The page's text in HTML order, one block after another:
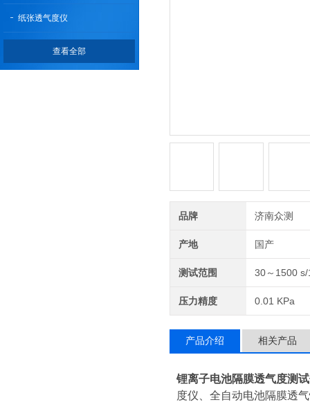
纸张透气度仪
查看全部
品牌 济南众测
产地 国产
测试范围 30～1500
压力精度 0.01 KPa
产品介绍 相关产品
锂离子电池隔膜透气度测
度仪、全自动电池隔膜透